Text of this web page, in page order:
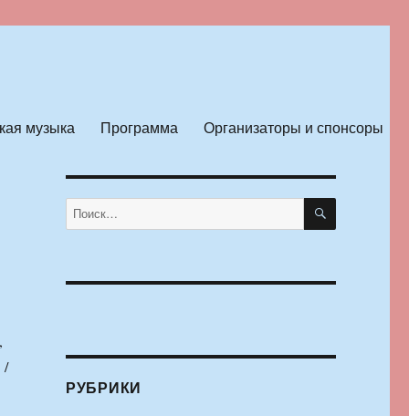
музыка Программа Организаторы и спонсоры
/
Искать: ПОИСК
РУБРИКИ